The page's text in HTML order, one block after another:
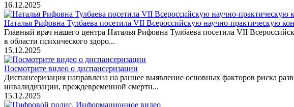
16.12.2025
Наталья Рифовна Тулбаева посетила VII Всероссийскую научно-практическую
Главный врач нашего центра Наталья Рифовна Тулбаева посетила VII
в области психического здоро...
15.12.2025
Посмотрите видео о диспансеризации
Диспансеризация направлена на раннее выявление основных факторов риска
инвалидизации, преждевременной смертн...
15.12.2025